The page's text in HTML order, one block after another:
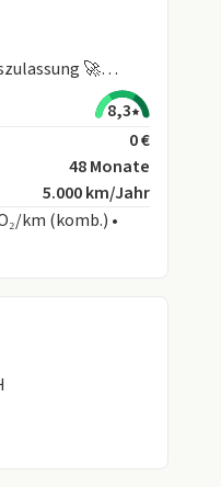
🚀
8,3
0 €
48 Monate
5.000 km/Jahr
km (komb.) •